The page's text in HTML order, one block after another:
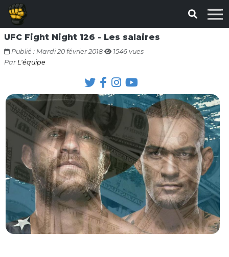
UFC Fight Night 126 - Les salaires
Publié : Mardi 20 février 2018
1546 vues
Par L'équipe